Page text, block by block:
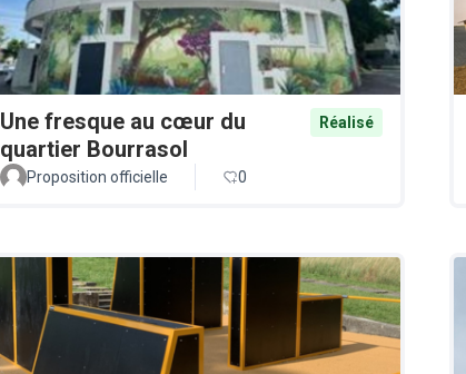
Une fresque au cœur du
quartier Bourrasol
Réalisé
Proposition officielle 0